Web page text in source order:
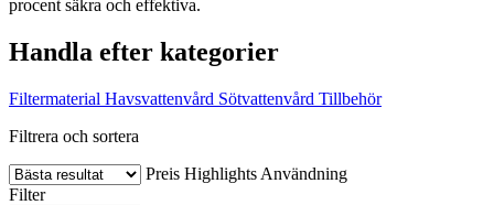
procent säkra och effektiva.
Handla efter kategorier
Filtermaterial Havsvattenvård Sötvattenvård Tillbehör
Filtrera och sortera
Preis Highlights Användning
Filter